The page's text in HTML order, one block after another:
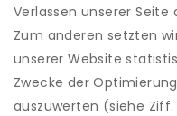
Verlassen unserer
Zum anderen setzten
unserer Website
Zwecke der
auszuwerten (siehe